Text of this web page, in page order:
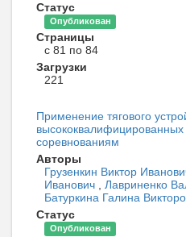
Статус
Опубликован
Страницы
с 81 по 84
Загрузки
221
Применение тягового
высококвалифицированных
соревнованиям
Авторы
Грузенкин Виктор
Иванович , Лавриненко
Батуркина Галина
Статус
Опубликован